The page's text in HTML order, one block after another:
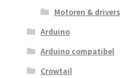
Motoren & drivers
Arduino
Arduino compatibel
Crowtail